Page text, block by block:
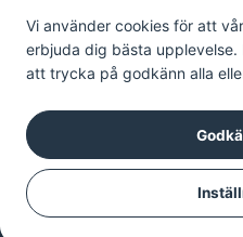
Vi använder cookies för att
erbjuda dig bästa
att trycka på godkänn alla